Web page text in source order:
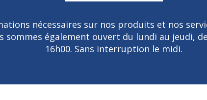
nécessaires sur nos produits et nos
également ouvert du lundi au jeudi,
16h00. Sans interruption le midi.